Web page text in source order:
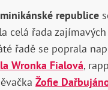
republice
celá řada
řadě se poprala
Wronka Fialová,
Žofie